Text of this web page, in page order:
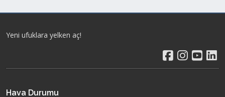
Yeni ufuklara yelken aç!
Hava Durumu